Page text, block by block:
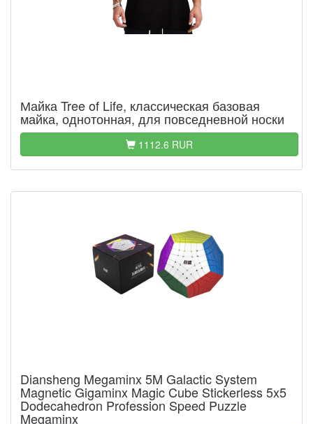
Майка Tree of Life, классическая базовая
майка, однотонная, для повседневной носки
1112.6 RUR
Diansheng Megaminx 5M Galactic System
Magnetic Gigaminx Magic Cube Stickerless 5x5
Dodecahedron Profession Speed Puzzle
Megaminx